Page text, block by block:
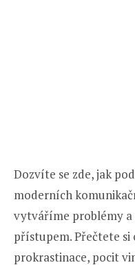
Dozvíte se zde, jak
moderních
vytváříme problémy
přístupem. Přečtete si
prokrastinace, pocit